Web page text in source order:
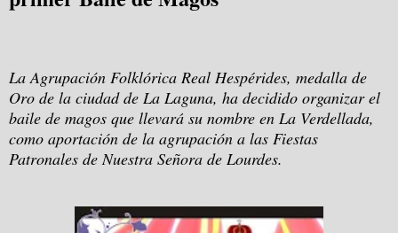
La Agrupación Folklórica Real Hespérides, medalla de
Oro de la ciudad de La Laguna, ha decidido organizar el
baile de magos que llevará su nombre en La Verdellada,
como aportación de la agrupación a las Fiestas
Patronales de Nuestra Señora de Lourdes.